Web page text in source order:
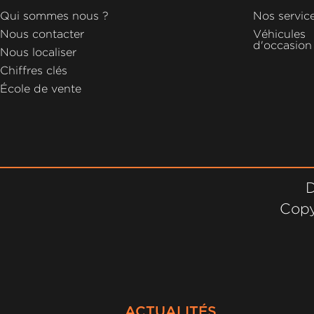
MICHEL
ACTUALITÉS
Qui sommes nous ?
Nous contacter
Nous localiser
Chiffres clés
École de vente
Nos
Véhicules
d'occasion